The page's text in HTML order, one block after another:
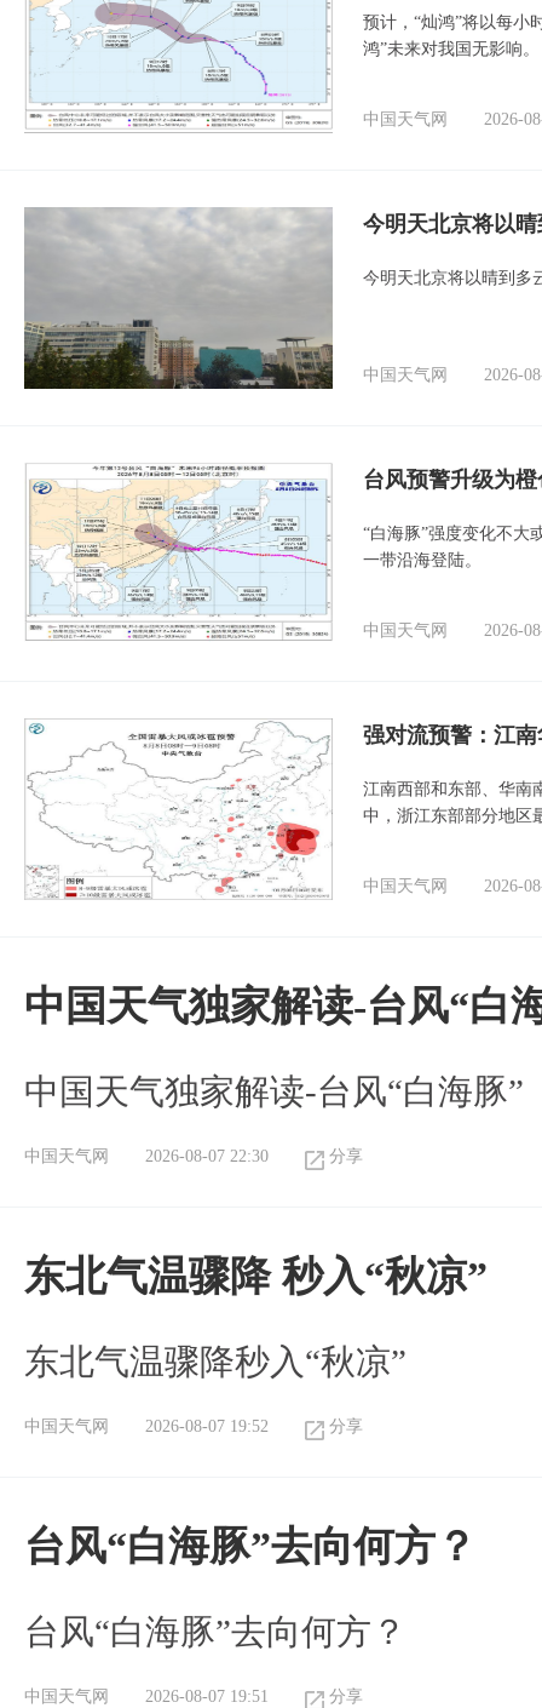
预计，“灿鸿”将以每小
鸿”未来对我国无影响。
中国天气网 2026-
今明天北京将以
今明天北京将以晴到多
中国天气网 2026-
台风预警升级为
“白海豚”强度变化不大
一带沿海登陆。
中国天气网 2026-
强对流预警：江
江南西部和东部、华南
中，浙江东部部分地区
中国天气网 2026-
中国天气独家解读-台风“白
中国天气独家解读-台风“白海豚”
中国天气网 2026-08-07 22:30 分享
东北气温骤降 秒入“秋凉”
东北气温骤降秒入“秋凉”
中国天气网 2026-08-07 19:52 分享
台风“白海豚”去向何方？
台风“白海豚”去向何方？
中国天气网 2026-08-07 19:51 分享